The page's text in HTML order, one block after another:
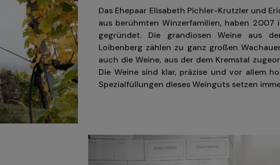
Das Ehepaar Elisabeth Pichler-Krutzler und
aus berühmten Winzerfamilien, haben 2007
gegründet. Die grandiosen Weine aus
Loibenberg zählen zu ganz großen
auch die Weine, aus der dem Kremstal
Die Weine sind klar, präzise und vor allem
Spezialfüllungen dieses Weinguts setzen